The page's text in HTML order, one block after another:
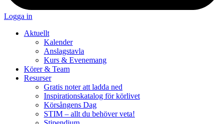
Logga in
Aktuellt
Kalender
Anslagstavla
Kurs & Evenemang
Körer & Team
Resurser
Gratis noter att ladda ned
Inspirationskatalog för körlivet
Körsångens Dag
STIM – allt du behöver veta!